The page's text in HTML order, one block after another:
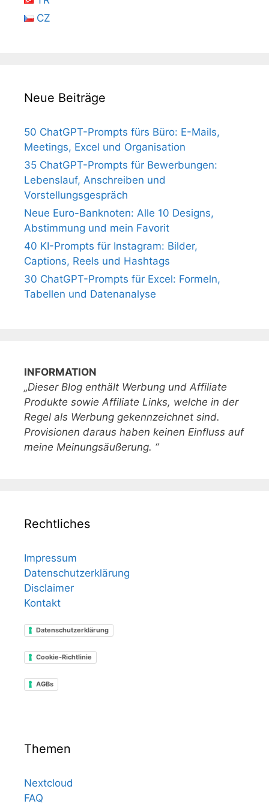
CZ
Neue Beiträge
50 ChatGPT-Prompts fürs Büro: E-Mails,
Meetings, Excel und Organisation
35 ChatGPT-Prompts für Bewerbungen:
Lebenslauf, Anschreiben und
Vorstellungsgespräch
Neue Euro-Banknoten: Alle 10 Designs,
Abstimmung und mein Favorit
40 KI-Prompts für Instagram: Bilder,
Captions, Reels und Hashtags
30 ChatGPT-Prompts für Excel: Formeln,
Tabellen und Datenanalyse
INFORMATION
„Dieser Blog enthält Werbung und Affiliate
Produkte sowie Affiliate Links, welche in der
Regel als Werbung gekennzeichnet sind.
Provisionen daraus haben keinen Einfluss auf
meine Meinungsäußerung. “
Rechtliches
Impressum
Datenschutzerklärung
Disclaimer
Kontakt
Datenschutzerklärung
Cookie-Richtlinie
AGBs
Themen
Nextcloud
FAQ